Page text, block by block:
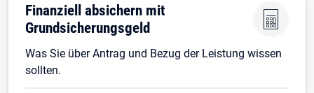
Finanziell absichern mit
Grundsicherungsgeld
Was Sie über Antrag und Bezug der Leistung wissen
sollten.